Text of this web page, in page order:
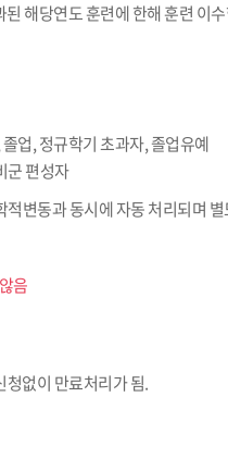
해당연도 훈련에 한해 훈련 이
업, 정규학기 초과자, 졸업유예
군 편성자
적변동과 동시에 자동 처리되며
음
청없이 만료처리가 됨.